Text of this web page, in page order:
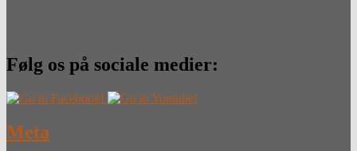
Følg os på sociale medier:
Meta